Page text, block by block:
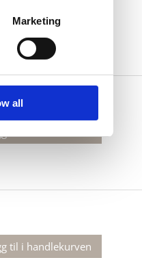
Marketing
all
til i handlekurven
til i handlekurven